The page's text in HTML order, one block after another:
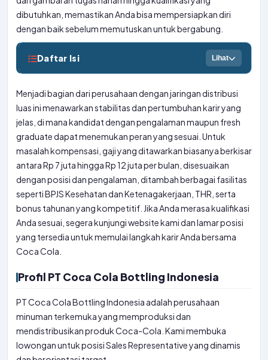
dibutuhkan, memastikan Anda bisa mempersiapkan diri
dengan baik sebelum memutuskan untuk bergabung.
Daftar Isi Lihat
Menjadi bagian dari perusahaan dengan jaringan distribusi
luas ini menawarkan stabilitas dan pertumbuhan karir yang
jelas, di mana kandidat dengan pengalaman maupun fresh
graduate dapat menemukan peran yang sesuai. Untuk
masalah kompensasi, gaji yang ditawarkan biasanya berkisar
antara Rp 7 juta hingga Rp 12 juta per bulan, disesuaikan
dengan posisi dan pengalaman, ditambah berbagai fasilitas
seperti BPJS Kesehatan dan Ketenagakerjaan, THR, serta
bonus tahunan yang kompetitif. Jika Anda merasa kualifikasi
Anda sesuai, segera kunjungi website kami dan lamar posisi
yang tersedia untuk memulai langkah karir Anda bersama
Coca Cola.
Profil PT Coca Cola Bottling Indonesia
PT Coca Cola Bottling Indonesia adalah perusahaan
minuman terkemuka yang memproduksi dan
mendistribusikan produk Coca-Cola. Kami membuka
lowongan untuk posisi Sales Representative yang dinamis